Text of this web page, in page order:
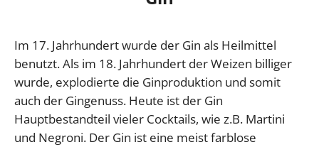
Im 17. Jahrhundert wurde der Gin als Heilmittel
benutzt. Als im 18. Jahrhundert der Weizen billiger
wurde, explodierte die Ginproduktion und somit
auch der Gingenuss. Heute ist der Gin
Hauptbestandteil vieler Cocktails, wie z.B. Martini
und Negroni. Der Gin ist eine meist farblose